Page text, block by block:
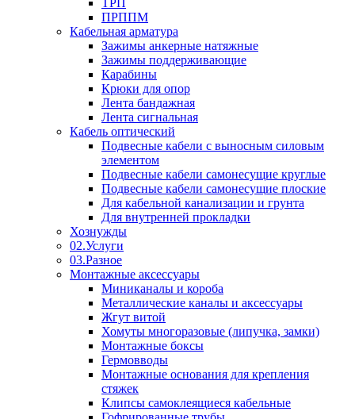
ТРП
ПРППМ
Кабельная арматура
Зажимы анкерные натяжные
Зажимы поддерживающие
Карабины
Крюки для опор
Лента бандажная
Лента сигнальная
Кабель оптический
Подвесные кабели с выносным силовым
элементом
Подвесные кабели самонесущие круглые
Подвесные кабели самонесущие плоские
Для кабельной канализации и грунта
Для внутренней прокладки
Хознужды
02.Услуги
03.Разное
Монтажные аксессуары
Миниканалы и короба
Металлические каналы и аксессуары
Жгут витой
Хомуты многоразовые (липучка, замки)
Монтажные боксы
Гермовводы
Монтажные основания для крепления
стяжек
Клипсы самоклеящиеся кабельные